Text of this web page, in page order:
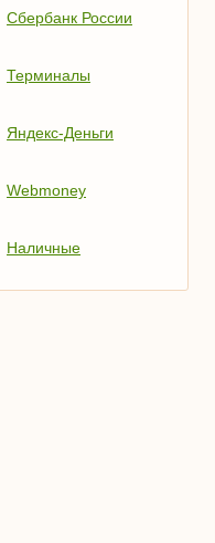
Сбербанк России
Терминалы
Яндекс-Деньги
Webmoney
Наличные